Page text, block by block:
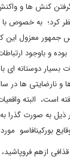
کنش ها و
کرد؛ به خصوص
جمهور معزول این
و باوجود
بسیار دوستانه
و نارضایتی ها در
است، البته
به صورت گذرا به
بورکینافاسو
ازهم